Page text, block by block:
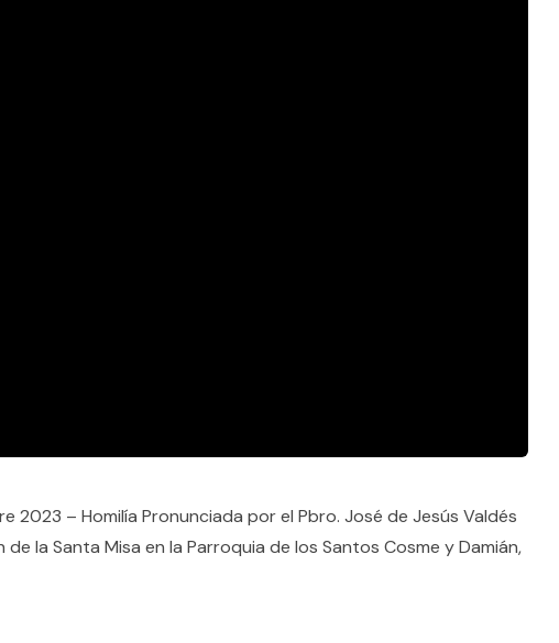
2023 – Homilía Pronunciada por el Pbro. José de Jesús Valdés
la Santa Misa en la Parroquia de los Santos Cosme y Damián,